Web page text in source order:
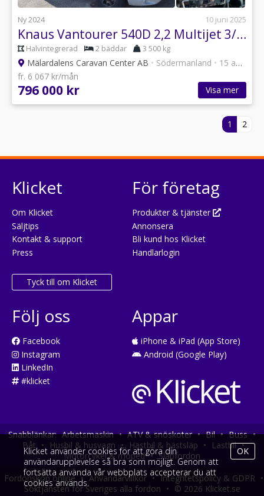
Ny 2024 10 juni 2025
Knaus Vantourer 540D 2,2 Multijet 3/140hp/6vxl/ACC
Halvintegrerad 2 bäddar 3 500 kg
Mälardalens Caravan Center AB • Södermanland • 15 annonser
fr. 6 067 kr/mån
796 000 kr Visa mer
1 2
Klicket
Om Klicket
Säljtips
Kontakt & support
Press
Tyck till om Klicket
För företag
Produkter & tjänster
Annonsera
Bli kund hos Klicket
Handlarlogin
Följ oss
Facebook
Instagram
LinkedIn
#klicket
Appar
iPhone & iPad (App Store)
Android (Google Play)
Snabblänkar: Arbetsmaskin • ATV & snöskoter • Bil • Buss •
Båt • Husbil & husvagn • Hästbil & hästsläp • Lastbil •
Motorcykel & moped • Släpfordon
Fordonsköp online • Användarvillkor • Integritetspolicy & GDPR •
Söktjänsten för Sveriges alla fordon • © 2026 Klicket.se
Klicket använder cookies för att göra din
användarupplevelse så bra som möjligt. Genom att
fortsätta använda vår webbplats accepterar du att
cookies används.
OK